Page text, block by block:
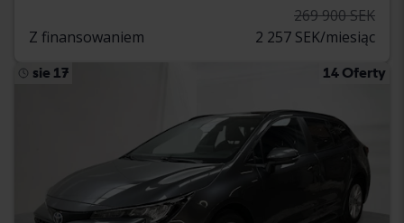
269 900 SEK
Z finansowaniem
2 257 SEK/miesiąc
sie 17 14 Oferty